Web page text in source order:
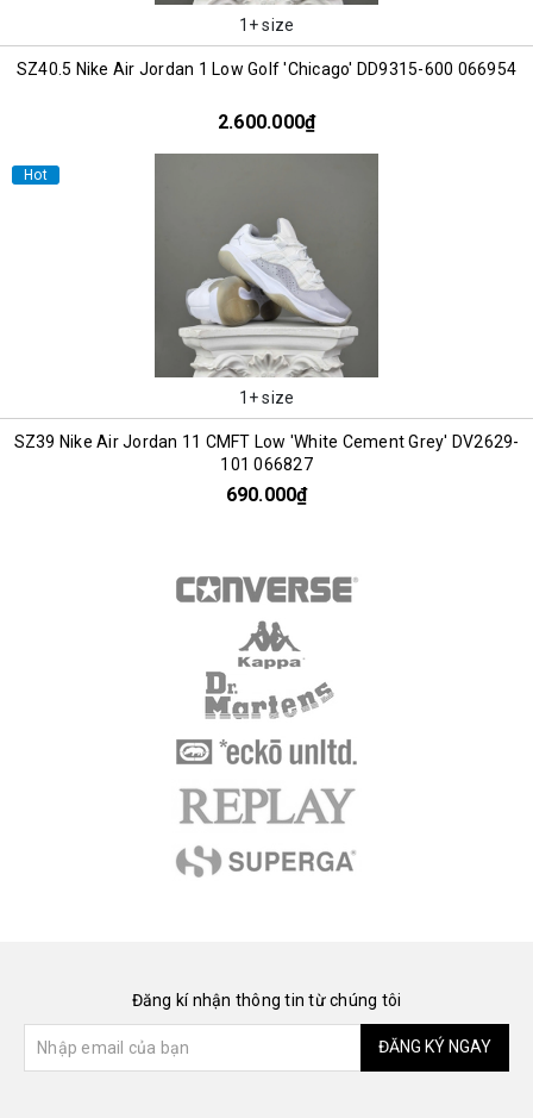
1+ size
SZ40.5 Nike Air Jordan 1 Low Golf 'Chicago' DD9315-600 066954
2.600.000₫
Hot
1+ size
SZ39 Nike Air Jordan 11 CMFT Low 'White Cement Grey' DV2629-
101 066827
690.000₫
Đăng kí nhận thông tin từ chúng tôi
ĐĂNG KÝ NGAY